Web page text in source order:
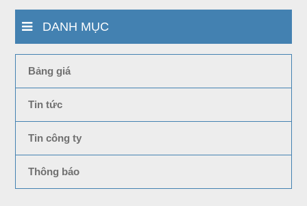
DANH MỤC
Bảng giá
Tin tức
Tin công ty
Thông báo